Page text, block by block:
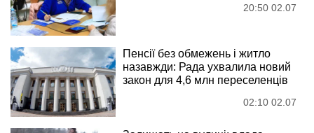
20:50 02.07
Пенсії без обмежень і житло
назавжди: Рада ухвалила новий
закон для 4,6 млн переселенців
02:10 02.07